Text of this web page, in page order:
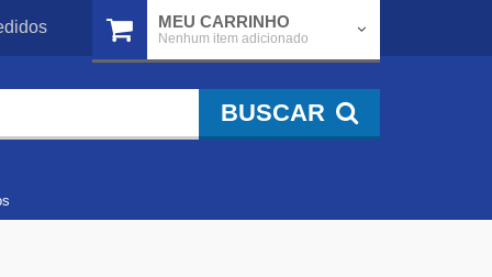
MEU CARRINHO
Nenhum item adicionado
BUSCAR